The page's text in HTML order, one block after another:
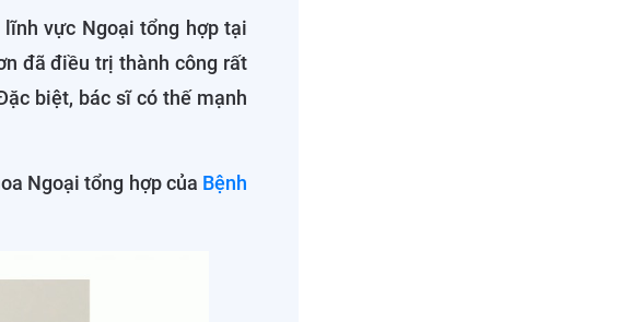
lĩnh vực Ngoại tổng hợp tại
đã điều trị thành công rất
biệt, bác sĩ có thế mạnh
Ngoại tổng hợp của Bệnh